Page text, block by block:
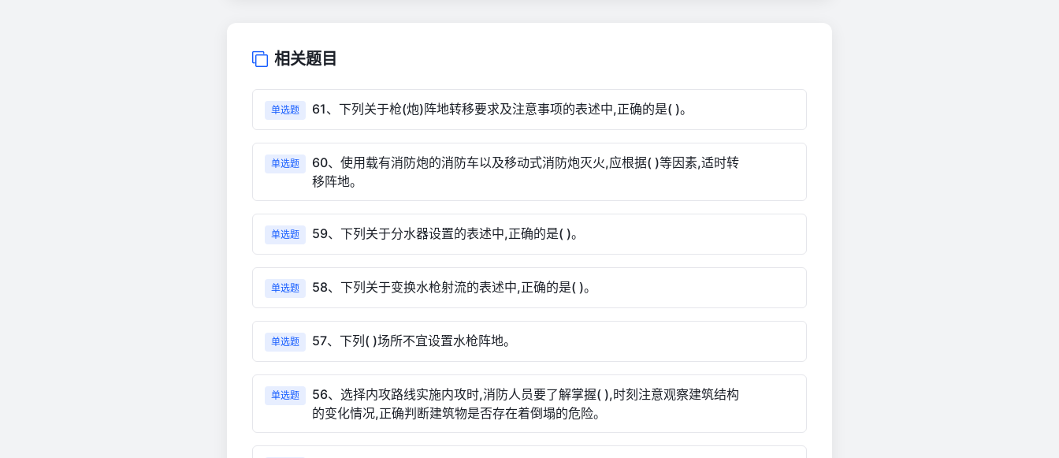
相关题目
单选题 61、下列关于枪(炮)阵地转移要求及注意事项的表述中,正确的是( )。
单选题
60、使用载有消防炮的消防车以及移动式消防炮灭火,应根据( )等因素,适时转
移阵地。
单选题 59、下列关于分水器设置的表述中,正确的是( )。
单选题 58、下列关于变换水枪射流的表述中,正确的是( )。
单选题 57、下列( )场所不宜设置水枪阵地。
单选题
56、选择内攻路线实施内攻时,消防人员要了解掌握( ),时刻注意观察建筑结构
的变化情况,正确判断建筑物是否存在着倒塌的危险。